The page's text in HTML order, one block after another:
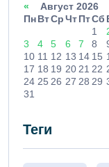
« Август 2026
ПнВтСрЧтПтСб
1
3
4 5 6 7 8
10 11 12 13 14 15
17 18 19 2021 22
24 25 26 27 28 29
31
Теги